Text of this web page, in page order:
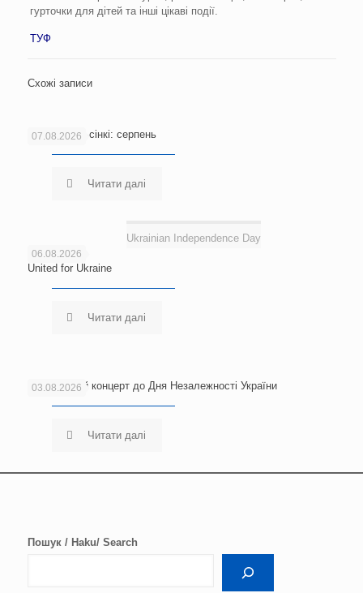
гурточки для дітей та інші цікаві події.
ТУФ
Схожі записи
07.08.2026
Новини Гельсінкі: серпень
Читати далі
Ukrainian Independence Day
06.08.2026
United for Ukraine
Читати далі
03.08.2026
Благодійний концерт до Дня Незалежності України
Читати далі
Пошук / Haku/ Search